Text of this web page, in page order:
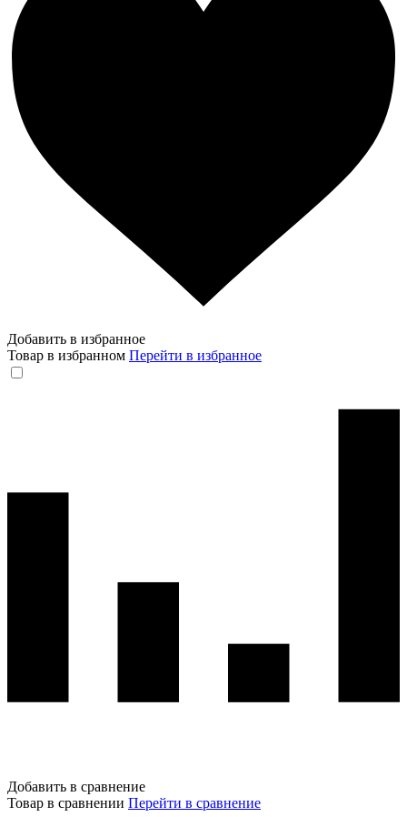
Добавить в избранное
Товар в избранном Перейти в избранное
Добавить в сравнение
Товар в сравнении Перейти в сравнение